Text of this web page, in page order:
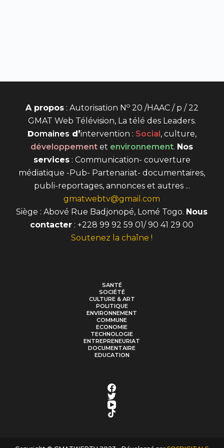
A propos: Autorisation N o20 /HAAC / p / 22
GMAT Web Télévision, La télé des Leaders.
Domaines d’intervention : Social , culture,
développement et environnement. Nos
services: Communication- couverture
médiatique -Pub- Partenariat- documentaires,
publi-reportages, annonces et autres ...
gmatwebtv@gmail.com
Siège : Abové Rue Badjonopé, Lomé Togo. Nous
contacter : +228 99 92 59 01/ 90 41 29 00
Soutenez la chaîne !
SANTÉ
SOCIÉTÉ
CULTURE & ART
POLITIQUE
ENVIRONNEMENT
COMMUNE
ECONOMIE
TECHNOLOGIE
ENTREPRENEURIAT
DOCUMENTAIRE
EDUCATION